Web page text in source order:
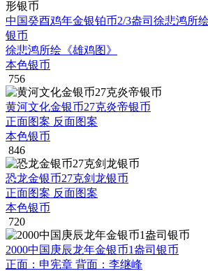
中国癸酉鸡年金银铂币2/3盎司徐悲鸿所
银币
徐悲鸿所绘《雄鸡图》
本色银币
756
黄河文化金银币27克炎帝银币
正面图案 反面图案
本色银币
846
恐龙金银币27克剑龙银币
正面图案 反面图案
本色银币
720
2000中国庚辰龙年金银币1盎司银币
正面：申宪章 背面：李继峰